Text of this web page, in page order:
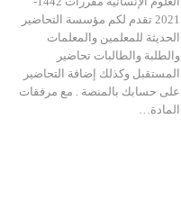
2021 تقدم لكم مؤسسة التحاضير
الحديثة للمعلمين والمعلمات
والطلبة والطالبات تحاضير
المستقبل وكذلك إضافة التحاضير
على حسابك بالمنصة . مع مرفقات
المادة…